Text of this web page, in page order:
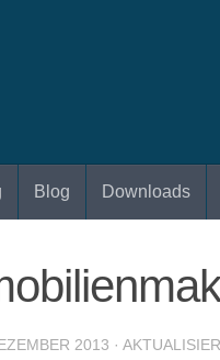
Blog Downloads
2013 ·